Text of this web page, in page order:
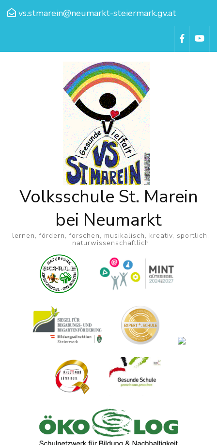
vs.stmarein@neumarkt-steiermark.gv.at
Volksschule St. Marein
bei Neumarkt
lernen, fördern, forschen, musikalisch, kreativ, sportlich,
naturwissenschaftlich